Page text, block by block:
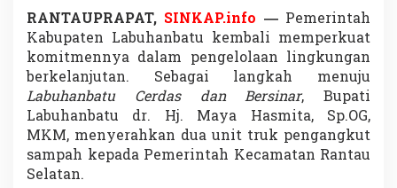
a
B
a
r
u
P
e
r
k
u
RANTAUPRAPAT, SINKAP.info — Pemerintah
Kabupaten Labuhanbatu kembali memperkuat
komitmennya dalam pengelolaan lingkungan
berkelanjutan. Sebagai langkah menuju
Labuhanbatu Cerdas dan Bersinar, Bupati
Labuhanbatu dr. Hj. Maya Hasmita, Sp.OG,
MKM, menyerahkan dua unit truk pengangkut
sampah kepada Pemerintah Kecamatan Rantau
Selatan.